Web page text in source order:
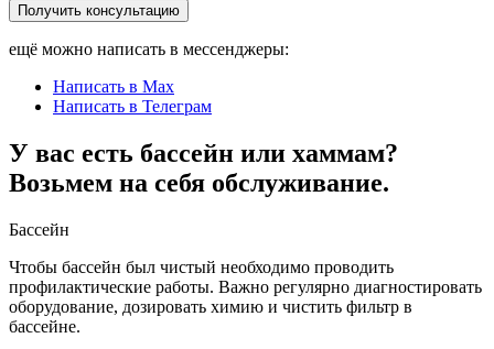
Получить консультацию
ещё можно написать в мессенджеры:
Написать в Max
Написать в Телеграм
У вас есть бассейн или хаммам?
Возьмем на себя обслуживание.
Бассейн
Чтобы бассейн был чистый необходимо проводить
профилактические работы. Важно регулярно диагностировать
оборудование, дозировать химию и чистить фильтр в
бассейне.